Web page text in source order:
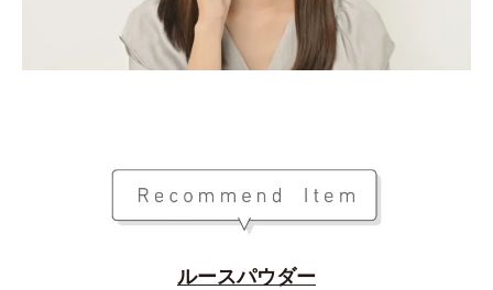
ルースパウダー